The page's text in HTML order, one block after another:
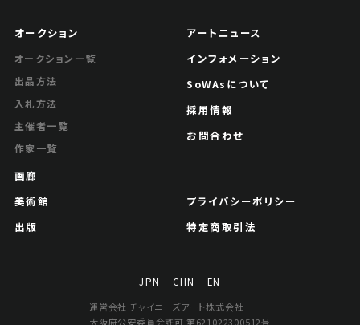
オークション
オークション一覧
出品方法
入札方法
主催者一覧
作家一覧
画廊
美術館
出版
アートニュース
インフォメーション
SoWAsについて
採用情報
お問合わせ
プライバシーポリシー
特定商取引法
JPN CHN
EN
運営会社 チャイニーズアート株式会社
大阪府公安委員会許可 第621022300512号